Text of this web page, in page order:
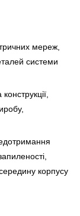
мереж,
системи
корпусу